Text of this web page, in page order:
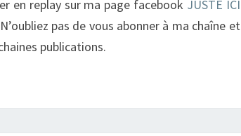
en replay sur ma page facebook JUSTE ICI
N’oubliez pas de vous abonner à ma chaîne et
publications.